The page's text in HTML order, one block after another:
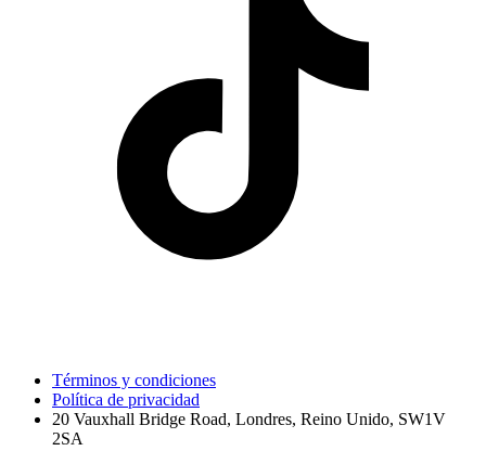
Términos y condiciones
Política de privacidad
20 Vauxhall Bridge Road, Londres, Reino Unido, SW1V
2SA